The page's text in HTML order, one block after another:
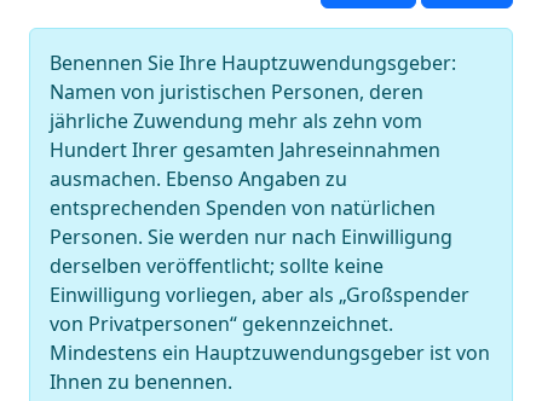
Benennen Sie Ihre Hauptzuwendungsgeber:
Namen von juristischen Personen, deren
jährliche Zuwendung mehr als zehn vom
Hundert Ihrer gesamten Jahreseinnahmen
ausmachen. Ebenso Angaben zu
entsprechenden Spenden von natürlichen
Personen. Sie werden nur nach Einwilligung
derselben veröffentlicht; sollte keine
Einwilligung vorliegen, aber als „Großspender
von Privatpersonen“ gekennzeichnet.
Mindestens ein Hauptzuwendungsgeber ist von
Ihnen zu benennen.